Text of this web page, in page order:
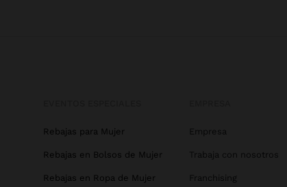
Rebajas para Mujer
Rebajas en Bolsos de Mujer
Rebajas en Ropa de Mujer
Empresa
Trabaja con nosotros
Franchising